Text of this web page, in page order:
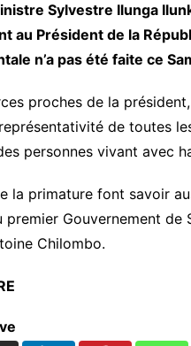
Sylvestre Ilunga
au Président de la
n’a pas été faite ce
proches de la
représentativité de toutes
personnes vivant avec
la primature font savoir
Gouvernement de
Chilombo.